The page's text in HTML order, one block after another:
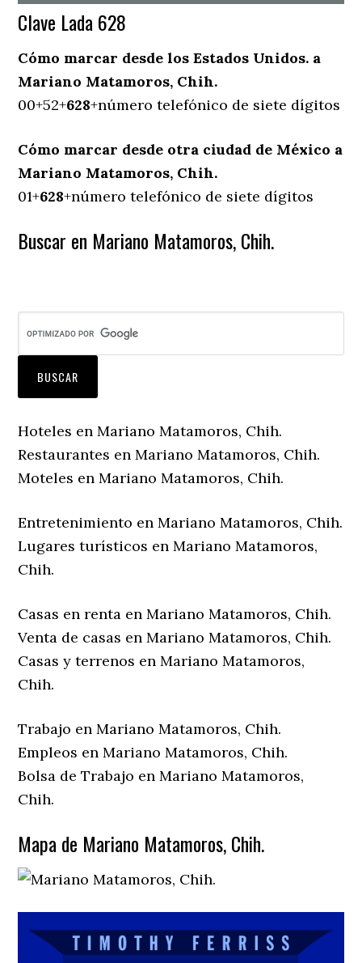
Clave Lada 628
Cómo marcar desde los Estados Unidos. a
Mariano Matamoros, Chih.
00+52+628+número telefónico de siete dígitos
Cómo marcar desde otra ciudad de México a
Mariano Matamoros, Chih.
01+628+número telefónico de siete dígitos
Buscar en Mariano Matamoros, Chih.
Hoteles en Mariano Matamoros, Chih.
Restaurantes en Mariano Matamoros, Chih.
Moteles en Mariano Matamoros, Chih.
Entretenimiento en Mariano Matamoros, Chih.
Lugares turísticos en Mariano Matamoros,
Chih.
Casas en renta en Mariano Matamoros, Chih.
Venta de casas en Mariano Matamoros, Chih.
Casas y terrenos en Mariano Matamoros,
Chih.
Trabajo en Mariano Matamoros, Chih.
Empleos en Mariano Matamoros, Chih.
Bolsa de Trabajo en Mariano Matamoros,
Chih.
Mapa de Mariano Matamoros, Chih.